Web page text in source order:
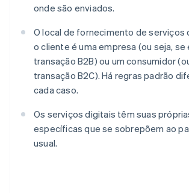
onde são enviados.
O local de fornecimento de serviços
o cliente é uma empresa (ou seja, se
transação B2B) ou um consumidor
transação B2C). Há regras padrão
cada caso.
Os serviços digitais têm suas
específicas que se sobrepõem ao
usual.